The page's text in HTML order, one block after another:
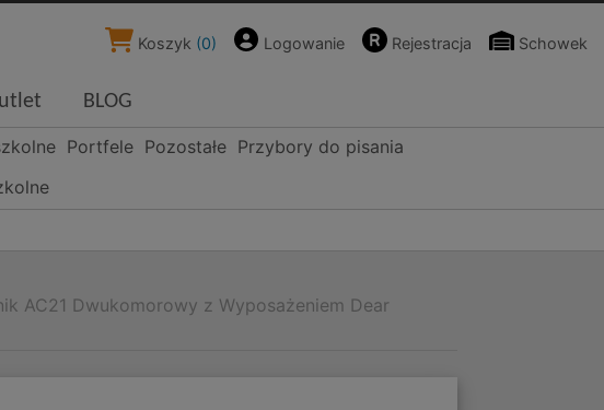
Koszyk (0) Logowanie Rejestracja Schowek
BLOG
Portfele Pozostałe Przybory do pisania
AC21 Dwukomorowy z Wyposażeniem Dear